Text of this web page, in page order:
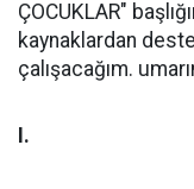
ÇOCUKLAR"
kaynaklardan
çalışacağım.
I.